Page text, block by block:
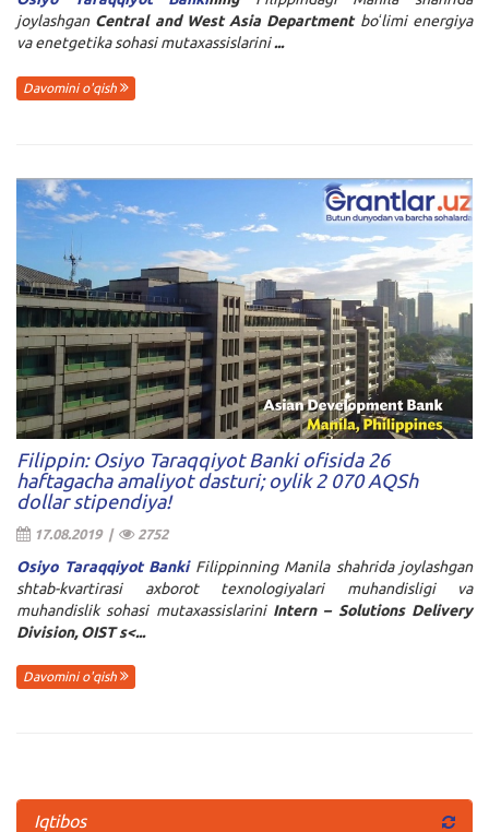
joylashgan Central and West Asia Departmentboʻlimi energiya
va enetgetika sohasi mutaxassislarini...
Davomini o'qish
Filippin: Osiyo Taraqqiyot Banki ofisida 26
haftagacha amaliyot dasturi; oylik 2 070 AQSh
dollar stipendiya!
17.08.2019 | 2752
Osiyo Taraqqiyot BankiFilippinning Manila shahrida joylashgan
shtab-kvartirasi axborot texnologiyalari muhandisligi va
muhandislik sohasi mutaxassislarini Intern – Solutions Delivery
Division, OIST s<...
Davomini o'qish
Iqtibos